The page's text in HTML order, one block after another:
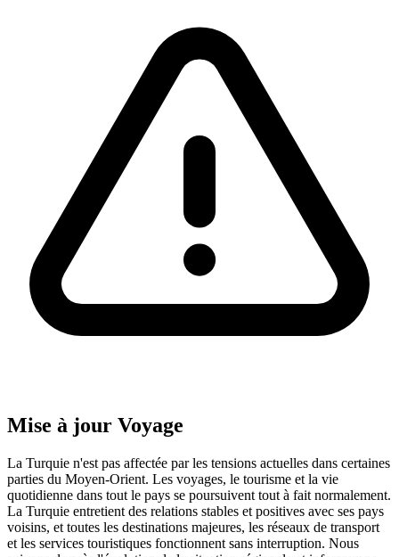
Mise à jour Voyage
La Turquie n'est pas affectée par les tensions actuelles dans certaines
parties du Moyen-Orient. Les voyages, le tourisme et la vie
quotidienne dans tout le pays se poursuivent tout à fait normalement.
La Turquie entretient des relations stables et positives avec ses pays
voisins, et toutes les destinations majeures, les réseaux de transport
et les services touristiques fonctionnent sans interruption. Nous